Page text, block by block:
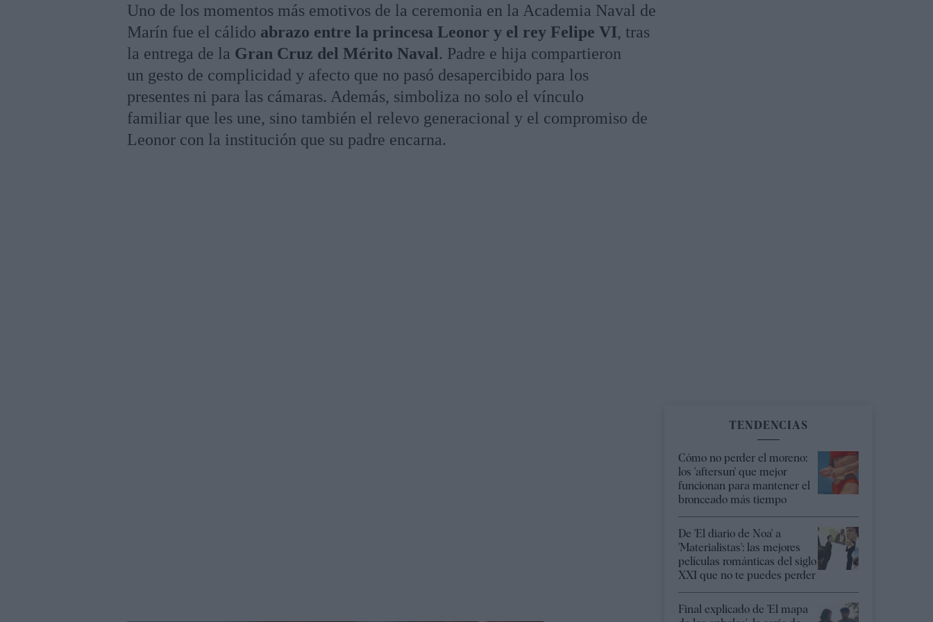
Uno de los momentos más emotivos de la ceremonia en la Academia Naval de
Marín fue el cálido abrazo entre la princesa Leonor y el rey Felipe VI, tras
la entrega de la Gran Cruz del Mérito Naval. Padre e hija compartieron
un gesto de complicidad y afecto que no pasó desapercibido para los
presentes ni para las cámaras. Además, simboliza no solo el vínculo
familiar que les une, sino también el relevo generacional y el compromiso de
Leonor con la institución que su padre encarna.
TENDENCIAS
Cómo no perder el moreno:
los 'aftersun' que mejor
funcionan para mantener el
bronceado más tiempo
De 'El diario de Noa' a
'Materialistas': las mejores
películas románticas del siglo
XXI que no te puedes perder
Final explicado de 'El mapa